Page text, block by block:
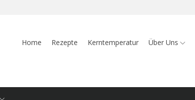
Home Rezepte Kerntemperatur Über Uns